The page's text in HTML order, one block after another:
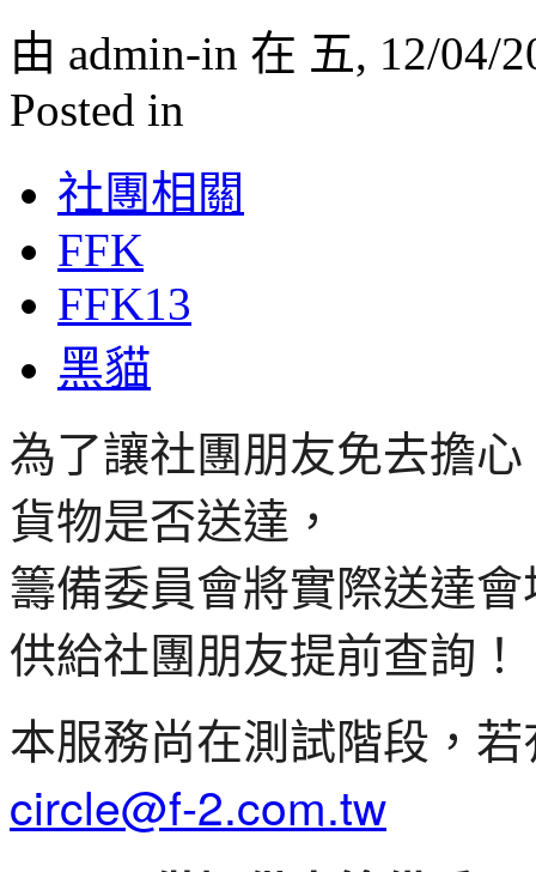
由 admin-in 在 五, 12/04/
Posted in
社團相關
FFK
FFK13
黑貓
為了讓社團朋友免去擔
貨物是否送達，
籌備委員會將實際送達
供給社團朋友提前查詢！
本服務尚在測試階段，
circle@f-2.com.tw